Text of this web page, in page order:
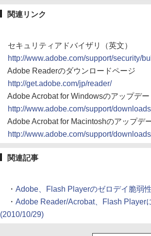
関連リンク
セキュリティアドバイザリ（英文）
http://www.adobe.com/support/security/
Adobe Readerのダウンロードページ
http://get.adobe.com/jp/reader/
Adobe Acrobat for Windowsのアップデー
http://www.adobe.com/support/
Adobe Acrobat for Macintoshのアップデ
http://www.adobe.com/support/
関連記事
・ Adobe、Flash Playerのゼロデイ脆弱
・ Adobe Reader/Acrobat、Flash Player
(2010/10/29)